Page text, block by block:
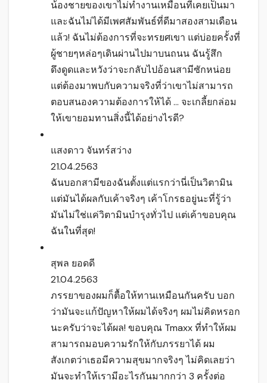
น้องชายของเขาไม่ทำงานเหมือนที่เคยเป็นมา
และฉันไม่ได้มีเพศสัมพันธ์ที่ดีมาสองสามเดือน
แล้ว! ฉันไม่ต้องการที่จะทรยศเขา แต่บ่อยครั้งที่
ผู้ชายๆหล่อๆเดินผ่านไปมาบนถนน ฉันรู้สึก
ดึงดูดและหวังว่าจะกลับไปอ้อนสามีซักหน่อย
แต่ต้องมาพบกับความจริงที่ว่าเขาไม่สามารถ
ตอบสนองความต้องการให้ได้ … จะเกลี้ยกล่อม
ให้เขายอมทานสิ่งนี้ได้อย่างไรดี?
แสงดาว จันทร์สว่าง
21.04.2563
ฉันบอกสามีของฉันตั้งแต่แรกว่านี่เป็นวิตามิน
แต่มันได้ผลกับเค้าจริงๆ เค้าโกรธอยู่นะที่รู้ว่า
มันไม่ใช่แค่วิตามินบำรุงทั่วไป แต่เค้าขอบคุณ
ฉันในที่สุด!
สุพล ยอดดี
21.04.2563
ภรรยาของผมก็ตื้อให้ทานเหมือนกันครับ บอก
ว่ามันจะแก้ปัญหาให้ผมได้จริงๆ ผมไม่คิดหรอก
นะครับว่าจะได้ผล! ขอบคุณ Tmaxx ที่ทำให้ผม
สามารถมอบความรักให้กับภรรยาได้ ผม
สังเกตว่าเธอมีความสุขมากจริงๆ ไม่คิดเลยว่า
มันจะทำให้เรามีอะไรกันมากกว่า 3 ครั้งต่อ